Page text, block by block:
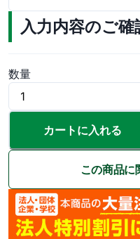
入力内容のご確
数量
カートに入れる
この商品に